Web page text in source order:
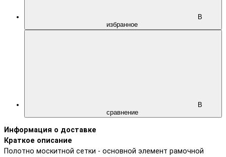
В
избранное
В
сравнение
Информация о доставке
Краткое описание
Полотно москитной сетки - основной элемент рамочной